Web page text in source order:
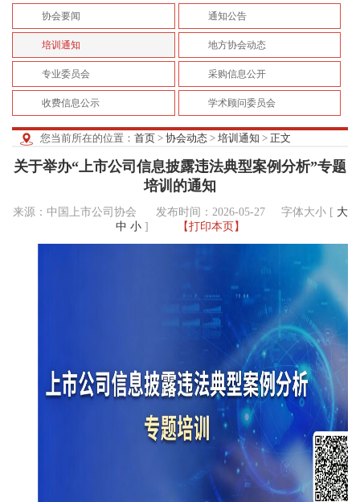
协会要闻 通知公告
培训通知 地方协会动态
专业委员会 采购信息公开
收费信息公示 学术顾问委员会
您当前所在的位置： 首页 > 协会动态 > 培训通知 > 正文
关于举办“上市公司信息披露违法典型案例分析”专题
培训的通知
来源：中国上市公司协会 发布时间：2026-05-27 字体大小 [ 大
中 小] 【打印本页】